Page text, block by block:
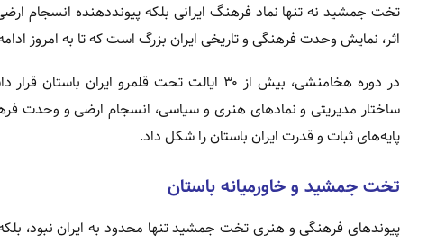
تخت جمشید نه تنها نماد فرهنگ ایرانی بلکه پیونددهنده انسجام
اثر، نمایش وحدت فرهنگی و تاریخی ایران بزرگ است که تا به امروز
در دوره هخامنشی، بیش از ۳۰ ایالت تحت
ساختار مدیریتی و نمادهای هنری و سیاسی، انسجام ارضی و وحدت
پایه‌های ثبات و قدرت ایران باستان را شکل داد.
تخت جمشید و خاورمیانه باستان
پیوندهای فرهنگی و هنری تخت جمشید تنها محدود به ایران نبود،